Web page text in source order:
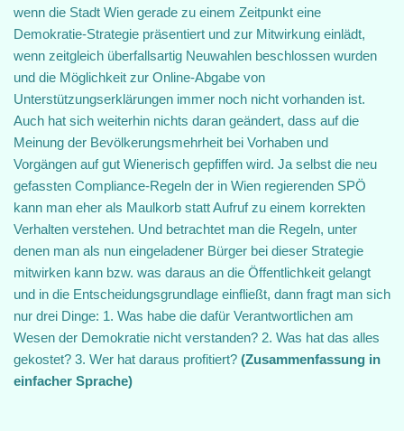
wenn die Stadt Wien gerade zu einem Zeitpunkt eine
Demokratie-Strategie präsentiert und zur Mitwirkung einlädt,
wenn zeitgleich überfallsartig Neuwahlen beschlossen wurden
und die Möglichkeit zur Online-Abgabe von
Unterstützungserklärungen immer noch nicht vorhanden ist.
Auch hat sich weiterhin nichts daran geändert, dass auf die
Meinung der Bevölkerungsmehrheit bei Vorhaben und
Vorgängen auf gut Wienerisch gepfiffen wird. Ja selbst die neu
gefassten Compliance-Regeln der in Wien regierenden SPÖ
kann man eher als Maulkorb statt Aufruf zu einem korrekten
Verhalten verstehen. Und betrachtet man die Regeln, unter
denen man als nun eingeladener Bürger bei dieser Strategie
mitwirken kann bzw. was daraus an die Öffentlichkeit gelangt
und in die Entscheidungsgrundlage einfließt, dann fragt man sich
nur drei Dinge: 1. Was habe die dafür Verantwortlichen am
Wesen der Demokratie nicht verstanden? 2. Was hat das alles
gekostet? 3. Wer hat daraus profitiert? (Zusammenfassung in
einfacher Sprache)